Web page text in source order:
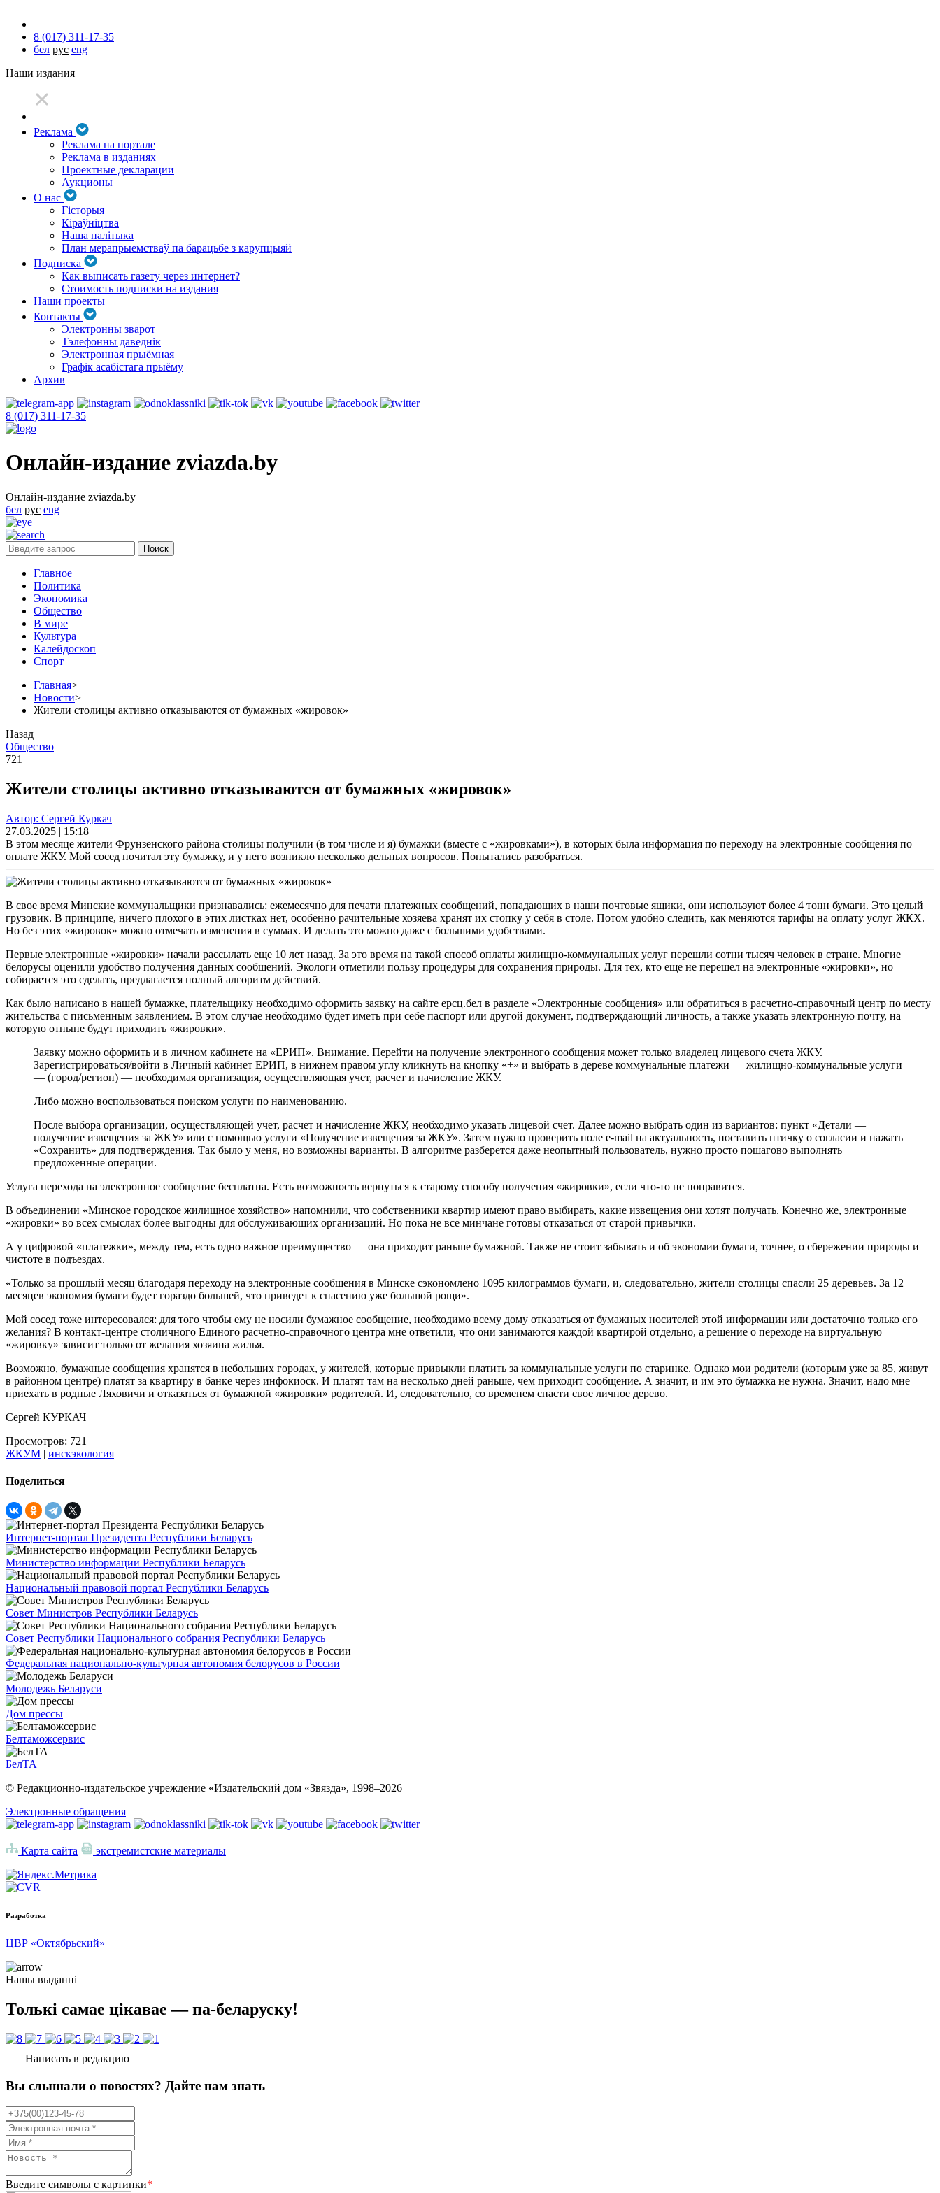
8 (017) 311-17-35
бел рус eng
Наши издания
Реклама
Реклама на портале
Реклама в изданиях
Проектные декларации
Аукционы
О нас
Гісторыя
Кіраўніцтва
Наша палітыка
План мерапрыемстваў па барацьбе з карупцыяй
Подписка
Как выписать газету через интернет?
Стоимость подписки на издания
Наши проекты
Контакты
Электронны зварот
Тэлефонны даведнік
Электронная прыёмная
Графік асабістага прыёму
Архив
8 (017) 311-17-35
Онлайн-издание zviazda.by
Онлайн-издание zviazda.by
бел рус eng
Главное
Политика
Экономика
Общество
В мире
Культура
Калейдоскоп
Спорт
Главная>
Новости>
Жители столицы активно отказываются от бумажных «жировок»
Назад
Общество
721
Жители столицы активно отказываются от бумажных «жировок»
Автор: Сергей Куркач
27.03.2025 | 15:18
В этом месяце жители Фрунзенского района столицы получили (в том числе и я) бумажки (вместе с «жировками»), в которых была информация по переходу на электронные сообщения по
оплате ЖКУ. Мой сосед почитал эту бумажку, и у него возникло несколько дельных вопросов. Попытались разобраться.
В свое время Минские коммунальщики признавались: ежемесячно для печати платежных сообщений, попадающих в наши почтовые ящики, они используют более 4 тонн бумаги. Это целый
грузовик. В принципе, ничего плохого в этих листках нет, особенно рачительные хозяева хранят их стопку у себя в столе. Потом удобно следить, как меняются тарифы на оплату услуг ЖКХ.
Но без этих «жировок» можно отмечать изменения в суммах. И делать это можно даже с большими удобствами.
Первые электронные «жировки» начали рассылать еще 10 лет назад. За это время на такой способ оплаты жилищно-коммунальных услуг перешли сотни тысяч человек в стране. Многие
белорусы оценили удобство получения данных сообщений. Экологи отметили пользу процедуры для сохранения природы. Для тех, кто еще не перешел на электронные «жировки», но
собирается это сделать, предлагается полный алгоритм действий.
Как было написано в нашей бумажке, плательщику необходимо оформить заявку на сайте ерсц.бел в разделе «Электронные сообщения» или обратиться в расчетно-справочный центр по месту
жительства с письменным заявлением. В этом случае необходимо будет иметь при себе паспорт или другой документ, подтверждающий личность, а также указать электронную почту, на
которую отныне будут приходить «жировки».
Заявку можно оформить и в личном кабинете на «ЕРИП». Внимание. Перейти на получение электронного сообщения может только владелец лицевого счета ЖКУ.
Зарегистрироваться/войти в Личный кабинет ЕРИП, в нижнем правом углу кликнуть на кнопку «+» и выбрать в дереве коммунальные платежи — жилищно-коммунальные услуги
— (город/регион) — необходимая организация, осуществляющая учет, расчет и начисление ЖКУ.
Либо можно воспользоваться поиском услуги по наименованию.
После выбора организации, осуществляющей учет, расчет и начисление ЖКУ, необходимо указать лицевой счет. Далее можно выбрать один из вариантов: пункт «Детали —
получение извещения за ЖКУ» или с помощью услуги «Получение извещения за ЖКУ». Затем нужно проверить поле e-maіl на актуальность, поставить птичку о согласии и нажать
«Сохранить» для подтверждения. Так было у меня, но возможны варианты. В алгоритме разберется даже неопытный пользователь, нужно просто пошагово выполнять
предложенные операции.
Услуга перехода на электронное сообщение бесплатна. Есть возможность вернуться к старому способу получения «жировки», если что-то не понравится.
В объединении «Минское городское жилищное хозяйство» напомнили, что собственники квартир имеют право выбирать, какие извещения они хотят получать. Конечно же, электронные
«жировки» во всех смыслах более выгодны для обслуживающих организаций. Но пока не все минчане готовы отказаться от старой привычки.
А у цифровой «платежки», между тем, есть одно важное преимущество — она приходит раньше бумажной. Также не стоит забывать и об экономии бумаги, точнее, о сбережении природы и
чистоте в подъездах.
«Только за прошлый месяц благодаря переходу на электронные сообщения в Минске сэкономлено 1095 килограммов бумаги, и, следовательно, жители столицы спасли 25 деревьев. За 12
месяцев экономия бумаги будет гораздо большей, что приведет к спасению уже большой рощи».
Мой сосед тоже интересовался: для того чтобы ему не носили бумажное сообщение, необходимо всему дому отказаться от бумажных носителей этой информации или достаточно только его
желания? В контакт-центре столичного Единого расчетно-справочного центра мне ответили, что они занимаются каждой квартирой отдельно, а решение о переходе на виртуальную
«жировку» зависит только от желания хозяина жилья.
Возможно, бумажные сообщения хранятся в небольших городах, у жителей, которые привыкли платить за коммунальные услуги по старинке. Однако мои родители (которым уже за 85, живут
в районном центре) платят за квартиру в банке через инфокиоск. И платят там на несколько дней раньше, чем приходит сообщение. А значит, и им это бумажка не нужна. Значит, надо мне
приехать в родные Ляховичи и отказаться от бумажной «жировки» родителей. И, следовательно, со временем спасти свое личное дерево.
Сергей КУРКАЧ
Просмотров: 721
ЖКУМ | инскэкология
Поделиться
Интернет-портал Президента Республики Беларусь
Министерство информации Республики Беларусь
Национальный правовой портал Республики Беларусь
Совет Министров Республики Беларусь
Совет Республики Национального собрания Республики Беларусь
Федеральная национально-культурная автономия белорусов в России
Молодежь Беларуси
Дом прессы
Белтаможсервис
БелТА
© Редакционно-издательское учреждение «Издательский дом «Звязда», 1998–2026
Электронные обращения
Карта сайта экстремистские материалы
Разработка
ЦВР «Октябрьский»
Нашы выданні
Толькі самае цікавае — па-беларуску!
Написать в редакцию
Вы слышали о новостях? Дайте нам знать
Введите символы с картинки*